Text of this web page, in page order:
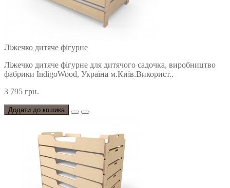
Ліжечко дитяче фігурне
Ліжечко дитяче фігурне для дитячого садочка, виробництво
фабрики IndigoWood, Україна м.Київ.Використ..
3 795 грн.
Додати до кошика